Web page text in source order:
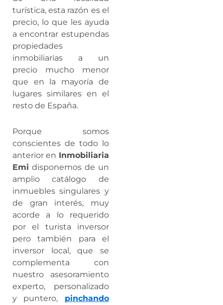
turística, esta razón es el
precio, lo que les ayuda
a encontrar estupendas
propiedades
inmobiliarias a un
precio mucho menor
que en la mayoría de
lugares similares en el
resto de España.
Porque somos
conscientes de todo lo
anterior en Inmobiliaria
Emi disponemos de un
amplio catálogo de
inmuebles singulares y
de gran interés, muy
acorde a lo requerido
por el turista inversor
pero también para el
inversor local, que se
complementa con
nuestro asesoramiento
experto, personalizado
y puntero, pinchando